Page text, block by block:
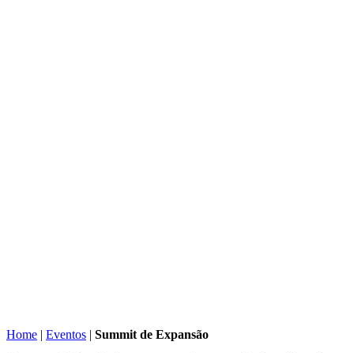
Home | Eventos | Summit de Expansão